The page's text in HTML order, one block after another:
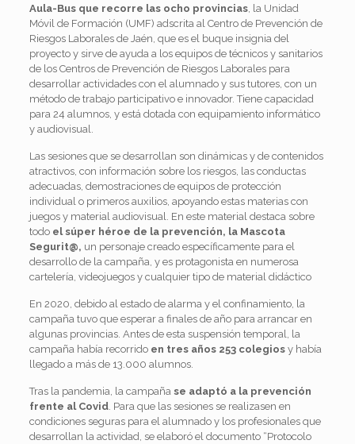
Aula-Bus que recorre las ocho provincias, la Unidad
Móvil de Formación (UMF) adscrita al Centro de Prevención de
Riesgos Laborales de Jaén, que es el buque insignia del
proyecto y sirve de ayuda a los equipos de técnicos y sanitarios
de los Centros de Prevención de Riesgos Laborales para
desarrollar actividades con el alumnado y sus tutores, con un
método de trabajo participativo e innovador. Tiene capacidad
para 24 alumnos, y está dotada con equipamiento informático
y audiovisual.
Las sesiones que se desarrollan son dinámicas y de contenidos
atractivos, con información sobre los riesgos, las conductas
adecuadas, demostraciones de equipos de protección
individual o primeros auxilios, apoyando estas materias con
juegos y material audiovisual. En este material destaca sobre
todo el súper héroe de la prevención, la Mascota
Segurit@, un personaje creado específicamente para el
desarrollo de la campaña, y es protagonista en numerosa
cartelería, videojuegos y cualquier tipo de material didáctico
En 2020, debido al estado de alarma y el confinamiento, la
campaña tuvo que esperar a finales de año para arrancar en
algunas provincias. Antes de esta suspensión temporal, la
campaña había recorrido en tres años 253 colegiosy había
llegado a más de 13.000 alumnos.
Tras la pandemia, la campaña se adaptó a la prevención
frente al Covid. Para que las sesiones se realizasen en
condiciones seguras para el alumnado y los profesionales que
desarrollan la actividad, se elaboró el documento “Protocolo